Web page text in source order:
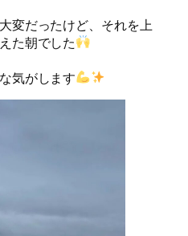
変だったけど、それを上
た朝でした
気がします